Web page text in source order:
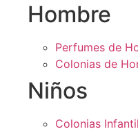
Hombre
Perfumes de
Colonias de
Niños
Colonias